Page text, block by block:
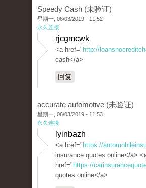
Speedy Cash (未验证)
星期一, 06/03/2019 - 11:52
永久连接
rjcgmcwk
<a href=" http://
cash</a>
回复
accurate automotive (未验证)
星期一, 06/03/2019 - 11:53
永久连接
lyinbazh
<a href=" https://
insurance quotes online</a>
href=" https://
quotes online</a>